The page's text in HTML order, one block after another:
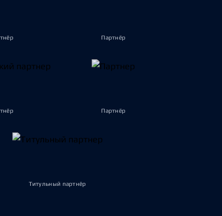
Партнёр
Партнёр
Титульный партнёр